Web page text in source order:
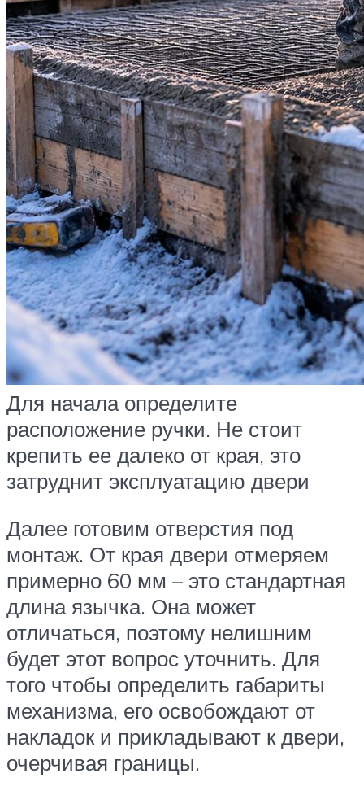
Для начала определите
расположение ручки. Не стоит
крепить ее далеко от края, это
затруднит эксплуатацию двери
Далее готовим отверстия под
монтаж. От края двери отмеряем
примерно 60 мм – это стандартная
длина язычка. Она может
отличаться, поэтому нелишним
будет этот вопрос уточнить. Для
того чтобы определить габариты
механизма, его освобождают от
накладок и прикладывают к двери,
очерчивая границы.